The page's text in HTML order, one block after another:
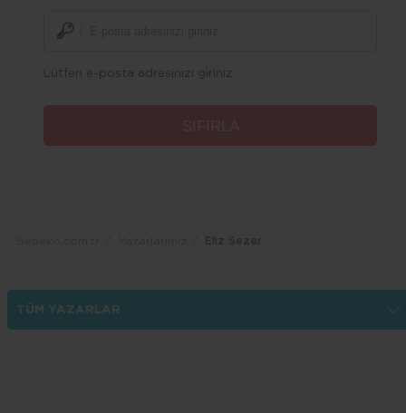
Lütfen e-posta adresinizi giriniz